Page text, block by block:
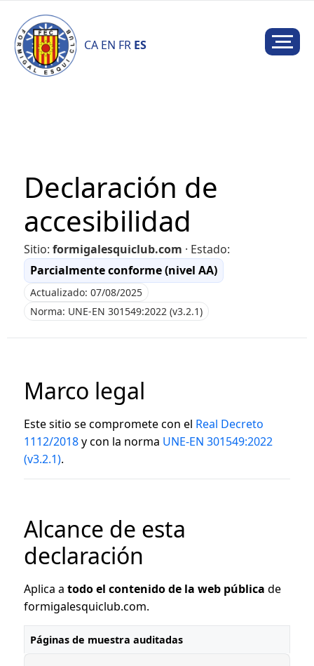
CA EN FR ES
Declaración de
accesibilidad
Sitio: formigalesquiclub.com · Estado:
Parcialmente conforme (nivel AA)
Actualizado: 07/08/2025
Norma: UNE-EN 301549:2022 (v3.2.1)
Marco legal
Este sitio se compromete con el Real Decreto
1112/2018y con la norma UNE-EN 301549:2022
(v3.2.1).
Alcance de esta
declaración
Aplica a todo el contenido de la web pública de
formigalesquiclub.com.
Páginas de muestra auditadas